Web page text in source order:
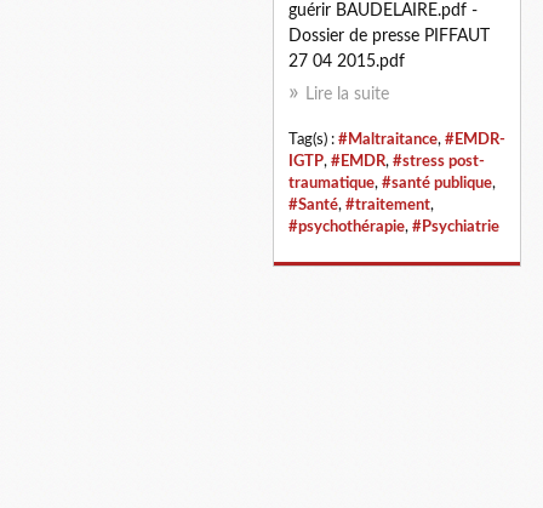
guérir BAUDELAIRE.pdf -
Dossier de presse PIFFAUT
27 04 2015.pdf
Lire la suite
Tag(s) : #Maltraitance, #EMDR-
IGTP, #EMDR, #stress post-
traumatique, #santé publique,
#Santé, #traitement,
#psychothérapie, #Psychiatrie